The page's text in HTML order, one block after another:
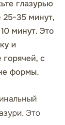
глазурью
25-35 минут,
минут. Это
и
с
формы.
Это